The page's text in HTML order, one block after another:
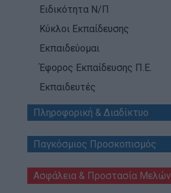
#HeForShe
Πώς να συμμετέχετε
Βρείτε μας
Νέα & Blog
Blog
Επικοινωνία
Media Center
Ειδικότητα Ν/Π
Κύκλοι Εκπαίδευσης
Εκπαιδεύομαι
Έφορος Εκπαίδευσης Π.Ε.
Εκπαιδευτές
Πληροφορική & Διαδίκτυο
Παγκόσμιος Προσκοπισμός
Ασφάλεια & Προστασία Μελών